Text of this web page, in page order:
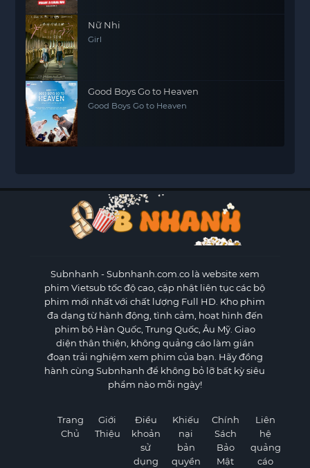
Nữ Nhi
Girl
Good Boys Go to Heaven
Good Boys Go to Heaven
Subnhanh - Subnhanh.com.co là website xem
phim Vietsub tốc độ cao, cập nhật liên tục các bộ
phim mới nhất với chất lượng Full HD. Kho phim
đa dạng từ hành động, tình cảm, hoạt hình đến
phim bộ Hàn Quốc, Trung Quốc, Âu Mỹ. Giao
diện thân thiện, không quảng cáo làm gián
đoạn trải nghiệm xem phim của bạn. Hãy đồng
hành cùng Subnhanh để không bỏ lỡ bất kỳ siêu
phẩm nào mỗi ngày!
Trang
Chủ
Giới
Thiệu
Điều
khoản
sử
dụng
Khiếu
nại
bản
quyền
Chính
Sách
Bảo
Mật
Liên
hệ
quảng
cáo